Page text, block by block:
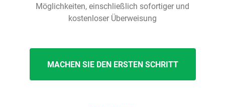
Möglichkeiten, einschließlich sofortiger und
kostenloser Überweisung
MACHEN SIE DEN ERSTEN SCHRITT